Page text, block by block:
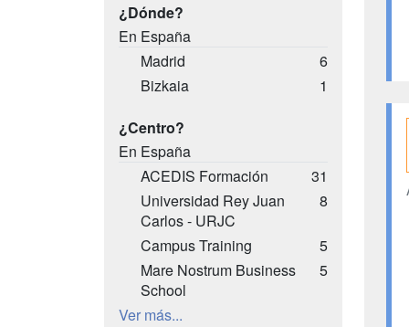
¿Dónde?
En España
Madrid
6
Bizkaia
1
¿Centro?
En España
ACEDIS Formación
31
Universidad Rey Juan
Carlos - URJC
8
Campus Training
5
Mare Nostrum Business
School
5
Ver más...